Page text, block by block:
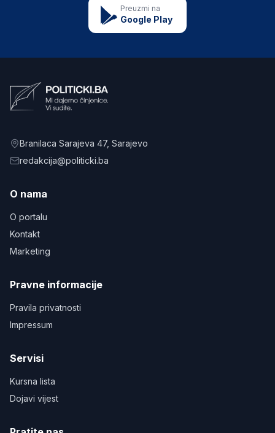
Preuzmi na
Google Play
Branilaca Sarajeva 47, Sarajevo
redakcija@politicki.ba
O nama
O portalu
Kontakt
Marketing
Pravne informacije
Pravila privatnosti
Impressum
Servisi
Kursna lista
Dojavi vijest